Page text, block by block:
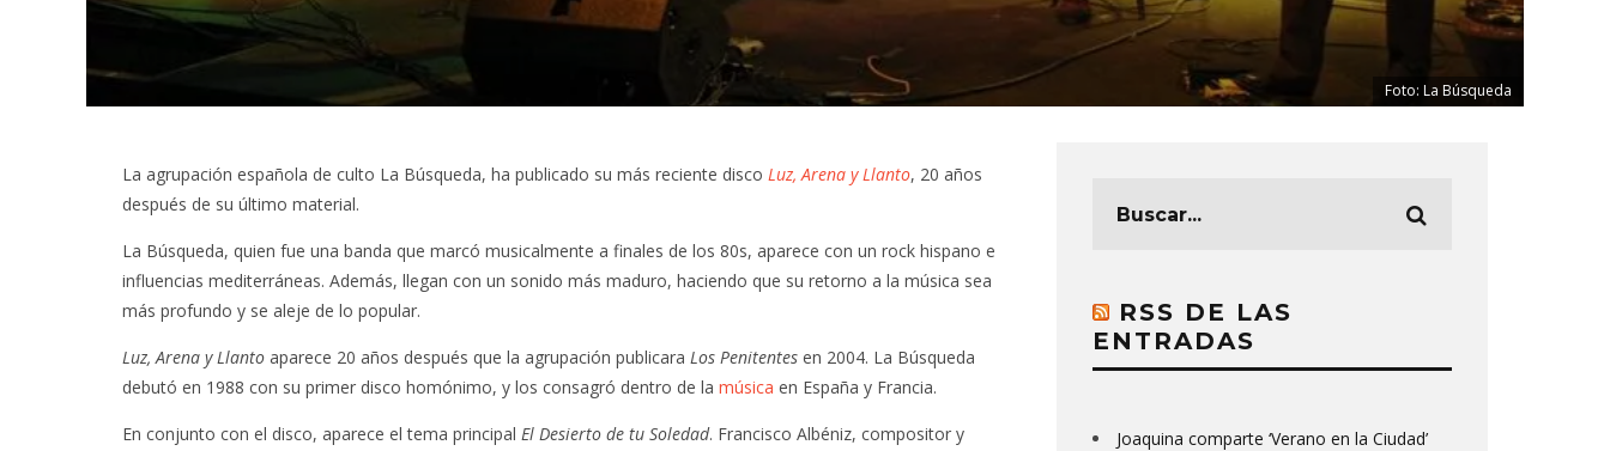
Foto: La Búsqueda
La agrupación española de culto La Búsqueda, ha publicado su más reciente disco Luz, Arena y Llanto, 20 años
después de su último material.
La Búsqueda, quien fue una banda que marcó musicalmente a finales de los 80s, aparece con un rock hispano e
influencias mediterráneas. Además, llegan con un sonido más maduro, haciendo que su retorno a la música sea
más profundo y se aleje de lo popular.
Luz, Arena y Llanto aparece 20 años después que la agrupación publicara Los Penitentes en 2004. La Búsqueda
debutó en 1988 con su primer disco homónimo, y los consagró dentro de la música en España y Francia.
En conjunto con el disco, aparece el tema principal El Desierto de tu Soledad. Francisco Albéniz, compositor y
RSS DE LAS
ENTRADAS
Joaquina comparte ‘Verano en la Ciudad’